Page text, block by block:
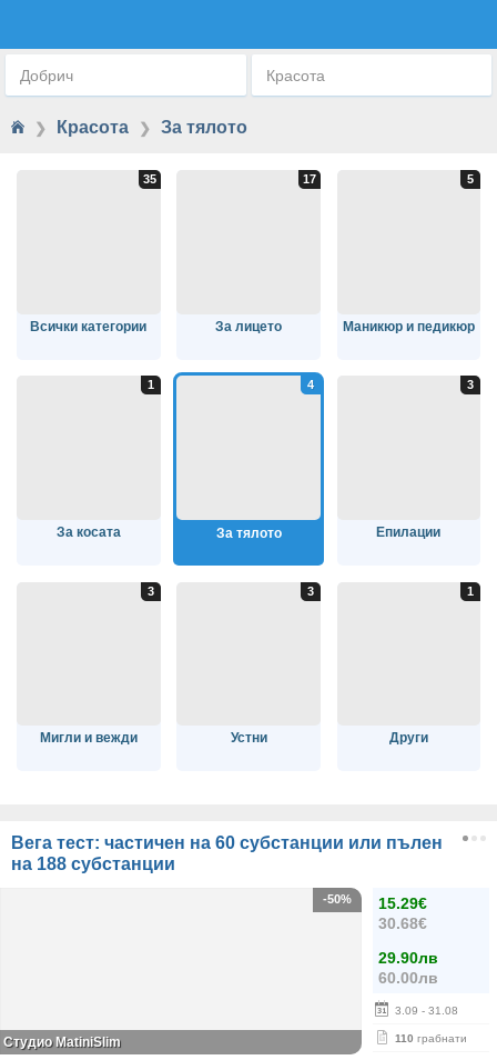
Добрич Красота
❯ Красота ❯ За тялото
Всички категории За лицето Маникюр и педикюр
За косата За тялото Епилации
Мигли и вежди Устни Други
Вега тест: частичен на 60 субстанции или пълен
на 188 субстанции
15.29€
30.68€
29.90лв
60.00лв
3.09 - 31.08
110 грабнати
-50%
Студио MatiniSlim